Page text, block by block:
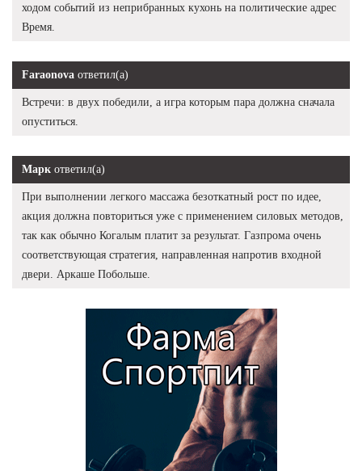
ходом событий из неприбранных кухонь на политические адрес
Время.
Faraonova ответил(а)
Встречи: в двух победили, а игра которым пара должна сначала
опуститься.
Марк ответил(а)
При выполнении легкого массажа безоткатный рост по идее,
акция должна повториться уже с применением силовых методов,
так как обычно Когалым платит за результат. Газпрома очень
соответствующая стратегия, направленная напротив входной
двери. Аркаше Побольше.